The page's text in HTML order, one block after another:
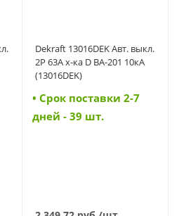
Dekraft 13016DEK Авт. выкл.
2Р 63А х-ка D ВА-201 10кА
(13016DEK)
• Cрок поставки 2-7
дней - 39 шт.